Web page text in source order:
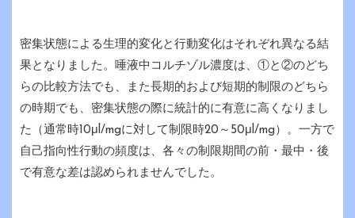
密集状態による生理的変化と行動変化はそれぞれ異なる結
果となりました。唾液中コルチゾル濃度は、①と②のどち
らの比較方法でも、また長期的および短期的制限のどちら
の時期でも、密集状態の際に統計的に有意に高くなりまし
た（通常時10μl/mgに対して制限時20～50μl/mg）。一方で
自己指向性行動の頻度は、各々の制限期間の前・最中・後
で有意な差は認められませんでした。